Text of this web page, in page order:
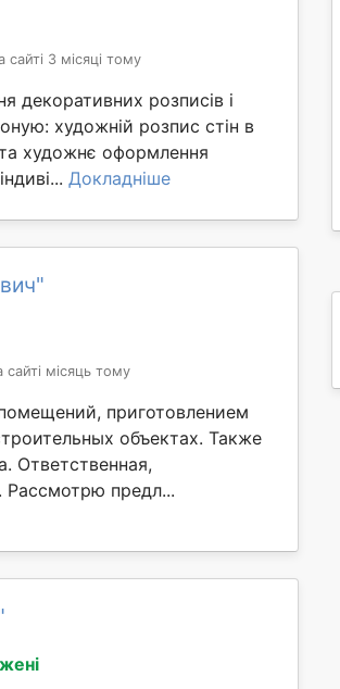
сайті 3 місяці тому
декоративних розписів і
художній розпис стін в
художнє оформлення
Докладніше
сайті місяць тому
приготовлением
объектах. Также
Ответственная,
Рассмотрю предл...